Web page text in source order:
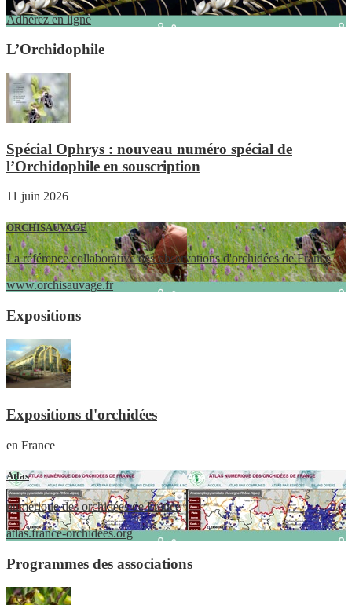
Adhérez en ligne
L’Orchidophile
Spécial Ophrys : nouveau numéro spécial de
l’Orchidophile en souscription
11 juin 2026
ORCHISAUVAGE
La référence collaborative des observations d'orchidées de France
www.orchisauvage.fr
Expositions
Expositions d'orchidées
en France
Atlas
numérique des orchidées de France
atlas.france-orchidees.org
Programmes des associations